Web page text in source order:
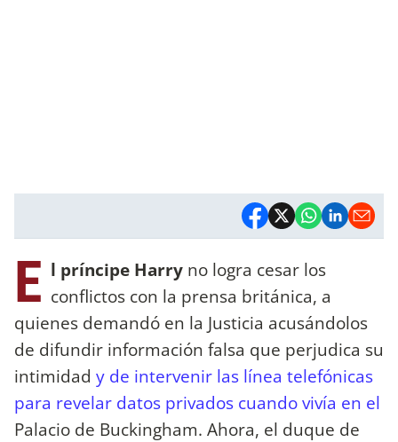
E l príncipe Harry no logra cesar los
conflictos con la prensa británica, a
quienes demandó en la Justicia acusándolos
de difundir información falsa que perjudica su
intimidad y de intervenir las línea telefónicas
para revelar datos privados cuando vivía en el
Palacio de Buckingham. Ahora, el duque de